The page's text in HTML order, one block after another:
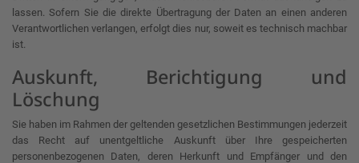
lassen. Sofern Sie die direkte Übertragung der Daten an einen anderen
Verantwortlichen verlangen, erfolgt dies nur, soweit es technisch machbar
ist.
Auskunft, Berichtigung und
Löschung
Sie haben im Rahmen der geltenden gesetzlichen Bestimmungen jederzeit
das Recht auf unentgeltliche Auskunft über Ihre gespeicherten
personenbezogenen Daten, deren Herkunft und Empfänger und den